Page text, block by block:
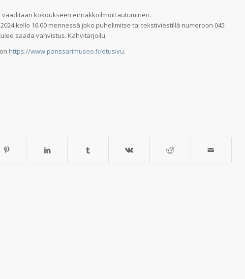
kokoukseen ennakkoilmoittautuminen.
kello 16.00 mennessä joko puhelimitse tai tekstiviestillä numeroon 045
saada vahvistus. Kahvitarjoilu.
https://www.panssarimuseo.fi/etusivu.